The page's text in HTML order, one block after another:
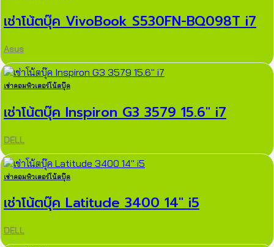
เช่าโน้ตบุ๊ค VivoBook S530FN-BQ098T i7
Asus
เช่าคอมพิวเตอร์โน้ตบุ๊ค
เช่าโน้ตบุ๊ค Inspiron G3 3579 15.6″ i7
DELL
เช่าคอมพิวเตอร์โน้ตบุ๊ค
เช่าโน้ตบุ๊ค Latitude 3400 14″ i5
DELL